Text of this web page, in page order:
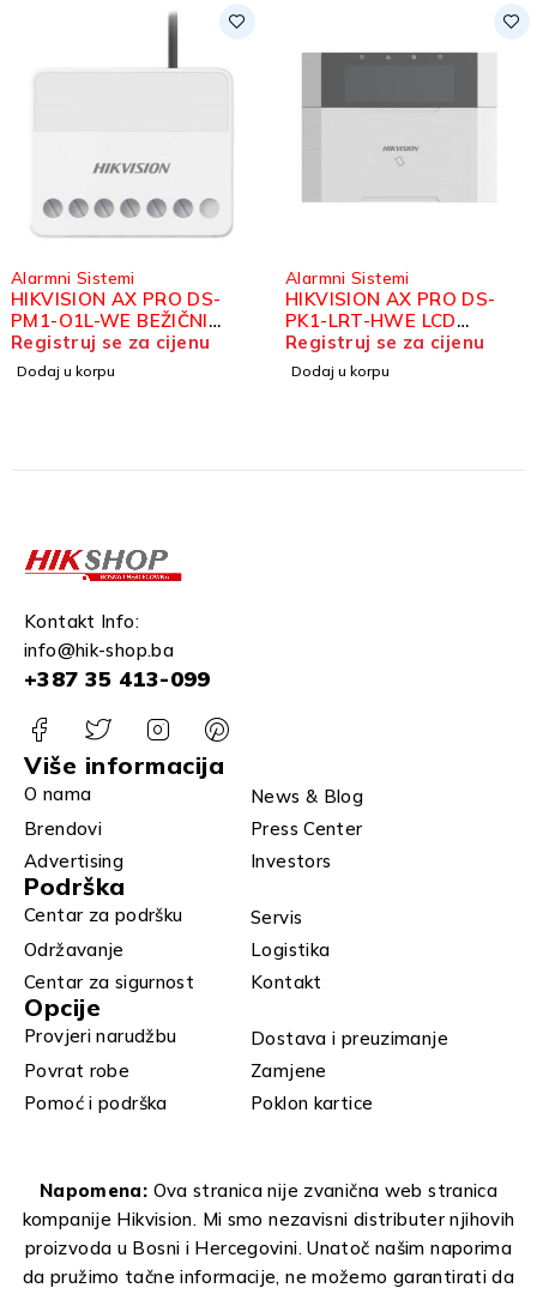
Alarmni Sistemi
HIKVISION AX PRO DS-
PM1-O1L-WE BEŽIČNI
RELEJNI MODUL
Registruj se za cijenu
Dodaj u korpu
Alarmni Sistemi
HIKVISION AX PRO DS-
PK1-LRT-HWE LCD
TIPKOVNICA
Registruj se za cijenu
Dodaj u korpu
Kontakt Info:
info@hik-shop.ba
+387 35 413-099
Više informacija
O nama
News & Blog
Brendovi
Press Center
Advertising
Investors
Podrška
Centar za podršku
Servis
Održavanje
Logistika
Centar za sigurnost
Kontakt
Opcije
Provjeri narudžbu
Dostava i preuzimanje
Povrat robe
Zamjene
Pomoć i podrška
Poklon kartice
Napomena: Ova stranica nije zvanična web stranica
kompanije Hikvision. Mi smo nezavisni distributer njihovih
proizvoda u Bosni i Hercegovini. Unatoč našim naporima
da pružimo tačne informacije, ne možemo garantirati da